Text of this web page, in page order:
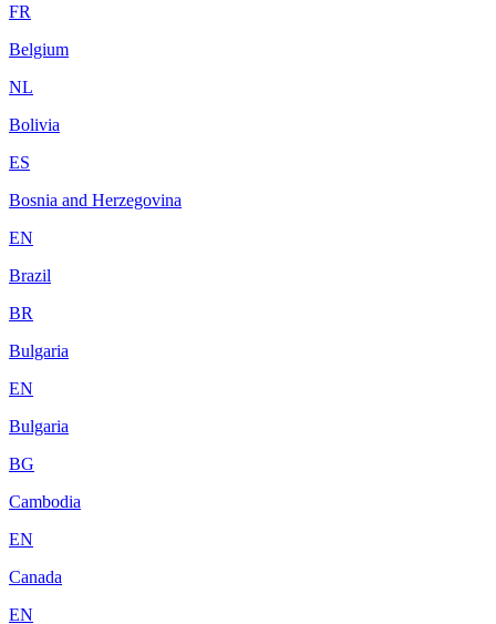
FR
Belgium
NL
Bolivia
ES
Bosnia and Herzegovina
EN
Brazil
BR
Bulgaria
EN
Bulgaria
BG
Cambodia
EN
Canada
EN